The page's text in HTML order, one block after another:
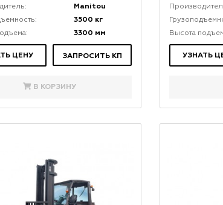
Manitou
3500 кг
3300 мм
ЦЕНУ ЗАПРОСИТЬ КП
В КОРЗИНУ
Высота
УЗНАТЬ